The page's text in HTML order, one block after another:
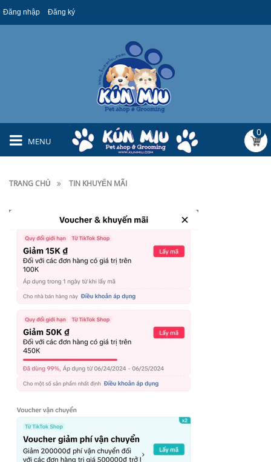
Đăng nhập Đăng ký
MENU
0
TRANG CHỦ TIN KHUYẾN MÃI